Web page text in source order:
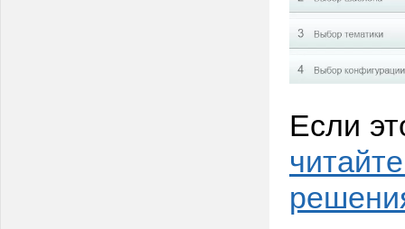
Если